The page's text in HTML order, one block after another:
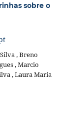
sobre o
, Breno
, Marcio
, Laura Maria